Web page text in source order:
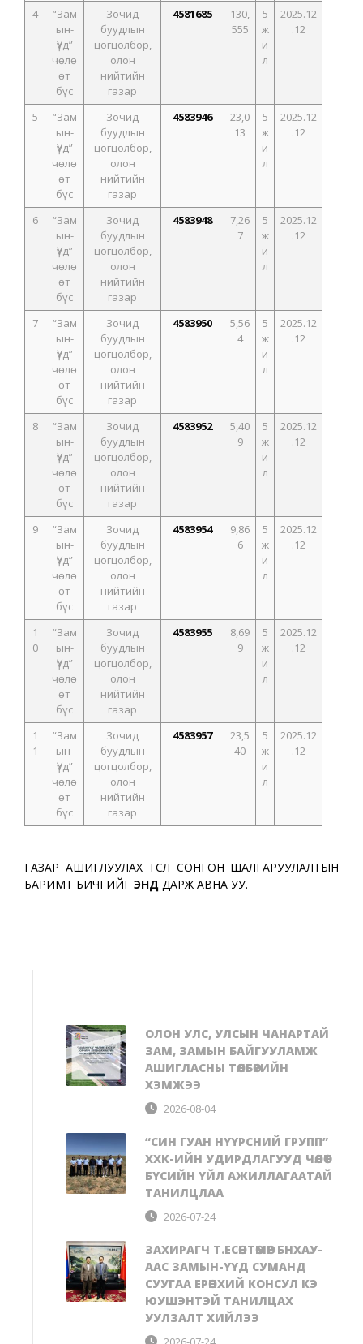
4
“Зам
ын-
Үүд”
чөлө
өт
бүс
Зочид
буудлын
цогцолбор,
олон
нийтийн
газар
4581685
130,
555
5
ж
и
л
2025.12
.12
5
“Зам
ын-
Үүд”
чөлө
өт
бүс
Зочид
буудлын
цогцолбор,
олон
нийтийн
газар
4583946
23,0
13
5
ж
и
л
2025.12
.12
6
“Зам
ын-
Үүд”
чөлө
өт
бүс
Зочид
буудлын
цогцолбор,
олон
нийтийн
газар
4583948
7,26
7
5
ж
и
л
2025.12
.12
7
“Зам
ын-
Үүд”
чөлө
өт
бүс
Зочид
буудлын
цогцолбор,
олон
нийтийн
газар
4583950
5,56
4
5
ж
и
л
2025.12
.12
8
“Зам
ын-
Үүд”
чөлө
өт
бүс
Зочид
буудлын
цогцолбор,
олон
нийтийн
газар
4583952
5,40
9
5
ж
и
л
2025.12
.12
9
“Зам
ын-
Үүд”
чөлө
өт
бүс
Зочид
буудлын
цогцолбор,
олон
нийтийн
газар
4583954
9,86
6
5
ж
и
л
2025.12
.12
1
0
“Зам
ын-
Үүд”
чөлө
өт
бүс
Зочид
буудлын
цогцолбор,
олон
нийтийн
газар
4583955
8,69
9
5
ж
и
л
2025.12
.12
1
1
“Зам
ын-
Үүд”
чөлө
өт
бүс
Зочид
буудлын
цогцолбор,
олон
нийтийн
газар
4583957
23,5
40
5
ж
и
л
2025.12
.12
ГАЗАР АШИГЛУУЛАХ ТӨСӨЛ СОНГОН ШАЛГАРУУЛАЛТЫН
БАРИМТ БИЧГИЙГ ЭНД ДАРЖ АВНА УУ.
ОЛОН УЛС, УЛСЫН ЧАНАРТАЙ
ЗАМ, ЗАМЫН БАЙГУУЛАМЖ
АШИГЛАСНЫ ТӨЛБӨРИЙН
ХЭМЖЭЭ
2026-08-04
“СИН ГУАН НҮҮРСНИЙ ГРУПП”
ХХК-ИЙН УДИРДЛАГУУД ЧӨЛӨӨТ
БҮСИЙН ҮЙЛ АЖИЛЛАГААТАЙ
ТАНИЛЦЛАА
2026-07-24
ЗАХИРАГЧ Т.ЕСӨНТӨМӨР БНХАУ-
ААС ЗАМЫН-ҮҮД СУМАНД
СУУГАА ЕРӨНХИЙ КОНСУЛ КЭ
ЮУШЭНТЭЙ ТАНИЛЦАХ
УУЛЗАЛТ ХИЙЛЭЭ